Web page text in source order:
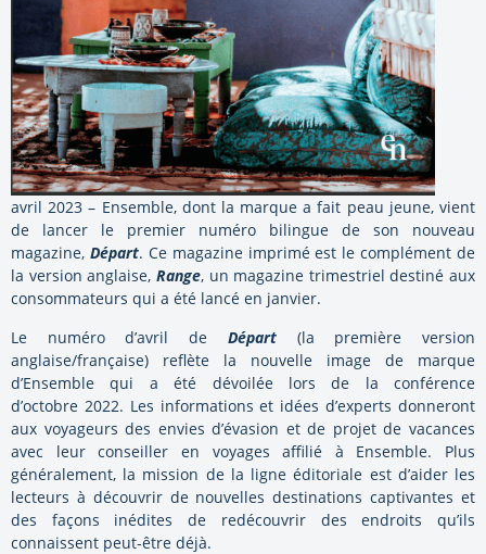
avril 2023 – Ensemble, dont la marque a fait peau jeune, vient
de lancer le premier numéro bilingue de son nouveau
magazine, Départ. Ce magazine imprimé est le complément de
la version anglaise, Range, un magazine trimestriel destiné aux
consommateurs qui a été lancé en janvier.
Le numéro d’avril de Départ(la première version
anglaise/française) reflète la nouvelle image de marque
d’Ensemble qui a été dévoilée lors de la conférence
d’octobre 2022. Les informations et idées d’experts donneront
aux voyageurs des envies d’évasion et de projet de vacances
avec leur conseiller en voyages affilié à Ensemble. Plus
généralement, la mission de la ligne éditoriale est d’aider les
lecteurs à découvrir de nouvelles destinations captivantes et
des façons inédites de redécouvrir des endroits qu’ils
connaissent peut-être déjà.